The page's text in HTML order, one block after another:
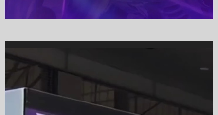
Player